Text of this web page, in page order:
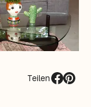
Teilen